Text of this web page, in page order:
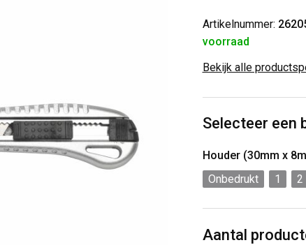
Artikelnummer:
voorraad
Bekijk alle
Selecteer een
Houder (30mm x
Onbedrukt
1 2
Aantal